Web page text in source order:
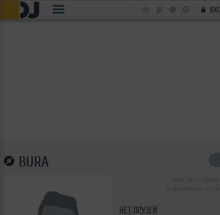
BURA
НЕТ ДРУЗЕЙ